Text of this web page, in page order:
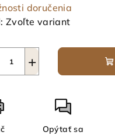
doručenia
Zvoľte variant
+
Opýtať sa